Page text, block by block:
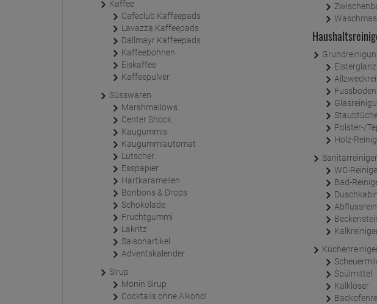
Kaffee
Cafeclub Kaffeepads
Lavazza Kaffeepads
Dallmayr Kaffeepads
Kaffeebohnen
Eiskaffee
Kaffeepulver
Süsswaren
Marshmallows
Center Shock
Kaugummis
Kaugummiautomat
Lutscher
Esspapier
Hartkaramellen
Bonbons & Drops
Schokolade
Fruchtgummi
Lakritz
Saisonartikel
Adventskalender
Sirup
Monin Sirup
Cocktails ohne Alkohol
Elsterglanz
Polster-/
Holz-
Sanitärreiniger
WC-
Bad-
Spülmittel
Kalklöser